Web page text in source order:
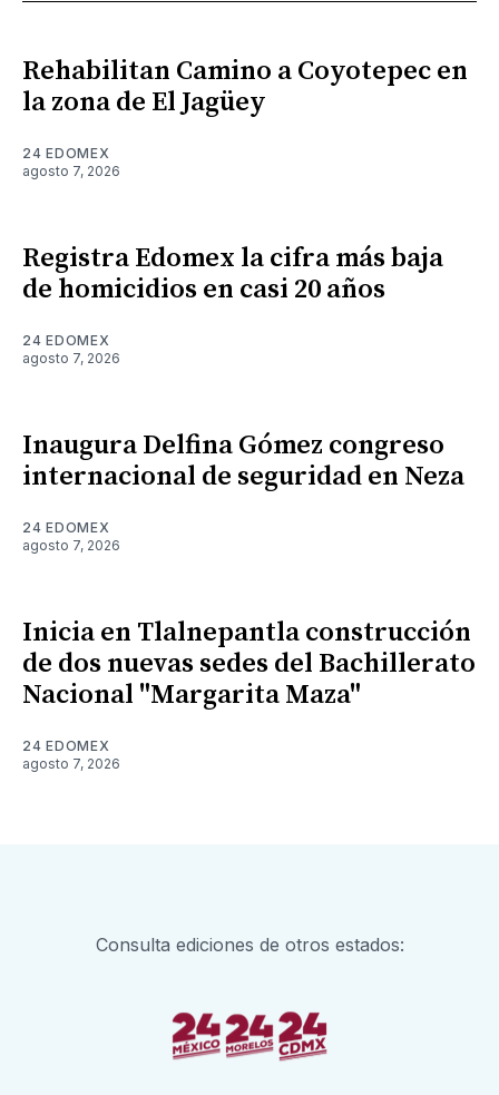
Rehabilitan Camino a Coyotepec en
la zona de El Jagüey
24 EDOMEX
agosto 7, 2026
Registra Edomex la cifra más baja
de homicidios en casi 20 años
24 EDOMEX
agosto 7, 2026
Inaugura Delfina Gómez congreso
internacional de seguridad en Neza
24 EDOMEX
agosto 7, 2026
Inicia en Tlalnepantla construcción
de dos nuevas sedes del Bachillerato
Nacional "Margarita Maza"
24 EDOMEX
agosto 7, 2026
Consulta ediciones de otros estados: